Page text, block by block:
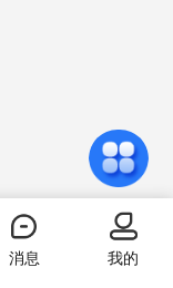
消息 我的